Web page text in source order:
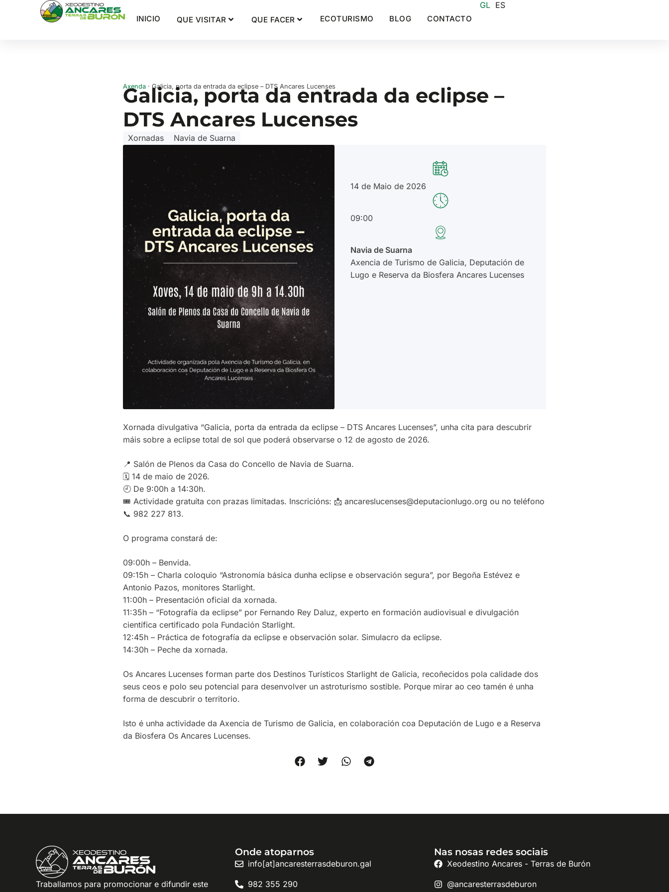
INICIO QUE VISITAR QUE FACER ECOTURISMO BLOG CONTACTO
GL ES
Axenda · Galicia, porta da entrada da eclipse – DTS Ancares Lucenses
Galicia, porta da entrada da eclipse –
DTS Ancares Lucenses
Xornadas Navia de Suarna
14 de Maio de 2026
09:00
Navia de Suarna
Axencia de Turismo de Galicia, Deputación de
Lugo e Reserva da Biosfera Ancares Lucenses
Xornada divulgativa “Galicia, porta da entrada da eclipse – DTS Ancares Lucenses”, unha cita para descubrir
máis sobre a eclipse total de sol que poderá observarse o 12 de agosto de 2026.
📍 Salón de Plenos da Casa do Concello de Navia de Suarna.
🗓️ 14 de maio de 2026.
🕘 De 9:00h a 14:30h.
🎟️ Actividade gratuíta con prazas limitadas. Inscricións: 📩 ancareslucenses@deputacionlugo.org ou no teléfono
📞 982 227 813.
O programa constará de:
09:00h – Benvida.
09:15h – Charla coloquio “Astronomía básica dunha eclipse e observación segura”, por Begoña Estévez e
Antonio Pazos, monitores Starlight.
11:00h – Presentación oficial da xornada.
11:35h – “Fotografía da eclipse” por Fernando Rey Daluz, experto en formación audiovisual e divulgación
científica certificado pola Fundación Starlight.
12:45h – Práctica de fotografía da eclipse e observación solar. Simulacro da eclipse.
14:30h – Peche da xornada.
Os Ancares Lucenses forman parte dos Destinos Turísticos Starlight de Galicia, recoñecidos pola calidade dos
seus ceos e polo seu potencial para desenvolver un astroturismo sostible. Porque mirar ao ceo tamén é unha
forma de descubrir o territorio.
Isto é unha actividade da Axencia de Turismo de Galicia, en colaboración coa Deputación de Lugo e a Reserva
da Biosfera Os Ancares Lucenses.
Traballamos para promocionar e difundir este
Onde atoparnos
info[at]ancaresterrasdeburon.gal
982 355 290
Nas nosas redes sociais
Xeodestino Ancares - Terras de Burón
@ancaresterrasdeburon